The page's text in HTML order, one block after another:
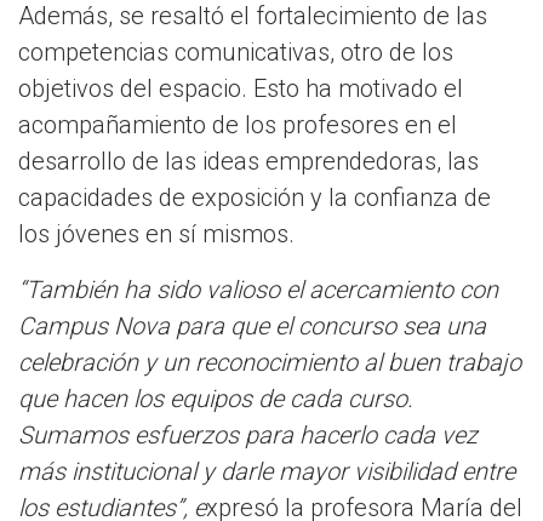
Además, se resaltó el fortalecimiento de las
competencias comunicativas, otro de los
objetivos del espacio. Esto ha motivado el
acompañamiento de los profesores en el
desarrollo de las ideas emprendedoras, las
capacidades de exposición y la confianza de
los jóvenes en sí mismos.
“También ha sido valioso el acercamiento con
Campus Nova para que el concurso sea una
celebración y un reconocimiento al buen trabajo
que hacen los equipos de cada curso.
Sumamos esfuerzos para hacerlo cada vez
más institucional y darle mayor visibilidad entre
los estudiantes”, expresó la profesora María del